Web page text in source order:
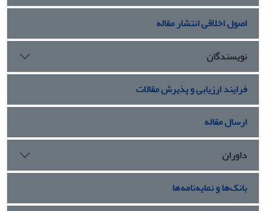
اصول اخلاقی انتشار مقاله
نویسندگان
فرایند ارزیابی و پذیرش مقالات
ارسال مقاله
داوران
بانک‌ها و نمایه‌نامه‌ها